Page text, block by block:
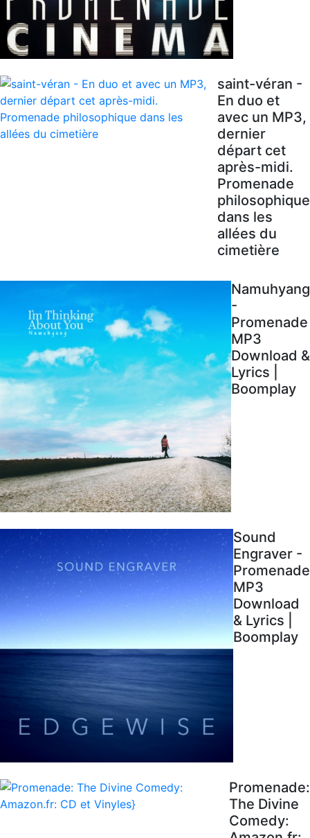
saint-véran -
En duo et
avec un MP3,
dernier
départ cet
après-midi.
Promenade
philosophique
dans les
allées du
cimetière
Namuhyang
-
Promenade
MP3
Download &
Lyrics |
Boomplay
Sound
Engraver -
Promenade
MP3
Download
& Lyrics |
Boomplay
Promenade:
The Divine
Comedy: